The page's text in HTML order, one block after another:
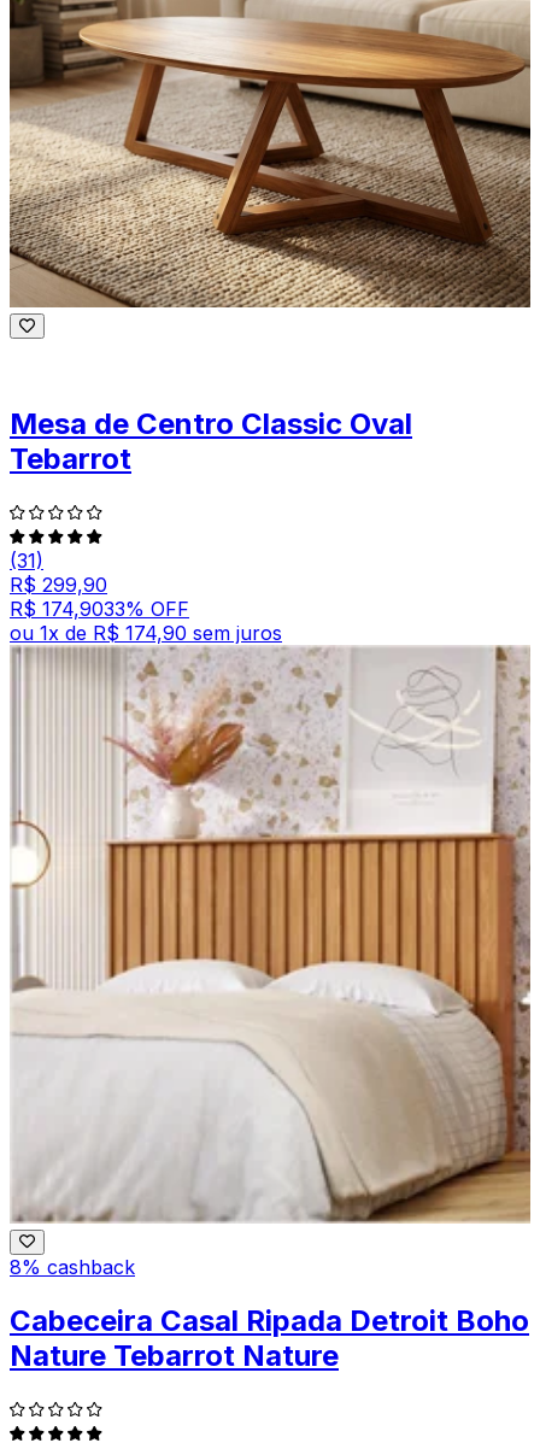
Mesa de Centro Classic Oval
Tebarrot
(31)
R$ 299,90
R$ 174,9033% OFF
ou 1x de R$ 174,90 sem juros
8% cashback
Cabeceira Casal Ripada Detroit Boho
Nature Tebarrot Nature